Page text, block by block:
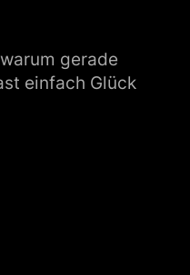
gerade
einfach Glück